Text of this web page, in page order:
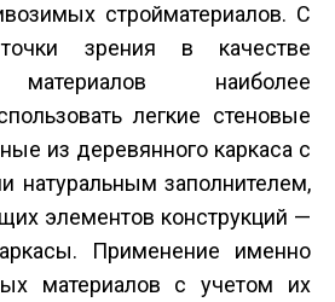
стройматериалов. С
зрения в качестве
материалов наиболее
легкие стеновые
из деревянного каркаса с
натуральным заполнителем,
элементов конструкций —
Применение именно
материалов с учетом их